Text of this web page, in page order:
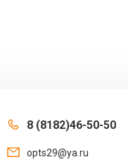
8 (8182)46-50-50
opts29@ya.ru